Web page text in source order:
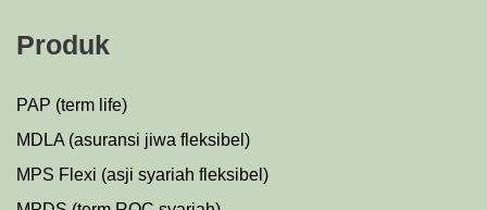
Produk
PAP (term life)
MDLA (asuransi jiwa fleksibel)
MPS Flexi (asji syariah fleksibel)